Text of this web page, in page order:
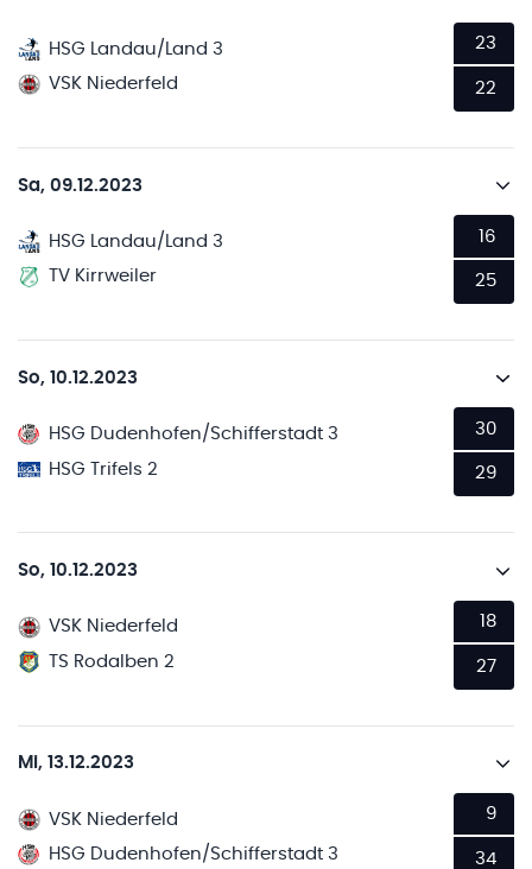
HSG Landau/Land 3
VSK Niederfeld
23
22
Sa, 09.12.2023
HSG Landau/Land 3
TV Kirrweiler
16
25
So, 10.12.2023
HSG Dudenhofen/Schifferstadt 3
HSG Trifels 2
30
29
So, 10.12.2023
VSK Niederfeld
TS Rodalben 2
18
27
Mi, 13.12.2023
VSK Niederfeld
HSG Dudenhofen/Schifferstadt 3
9
34